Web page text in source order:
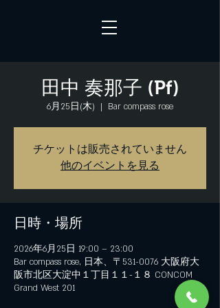
田中 奏那子 (Pf)
6月25日(木)
  |
Bar compass rose
チケットは販売されていません
他のイベントを見る
日時・場所
2026年6月25日 19:00 – 23:00
Bar compass rose, 日本、〒531-0076 大阪府大
阪市北区大淀中１丁目１１−１８ CONCOM
Grand West 201